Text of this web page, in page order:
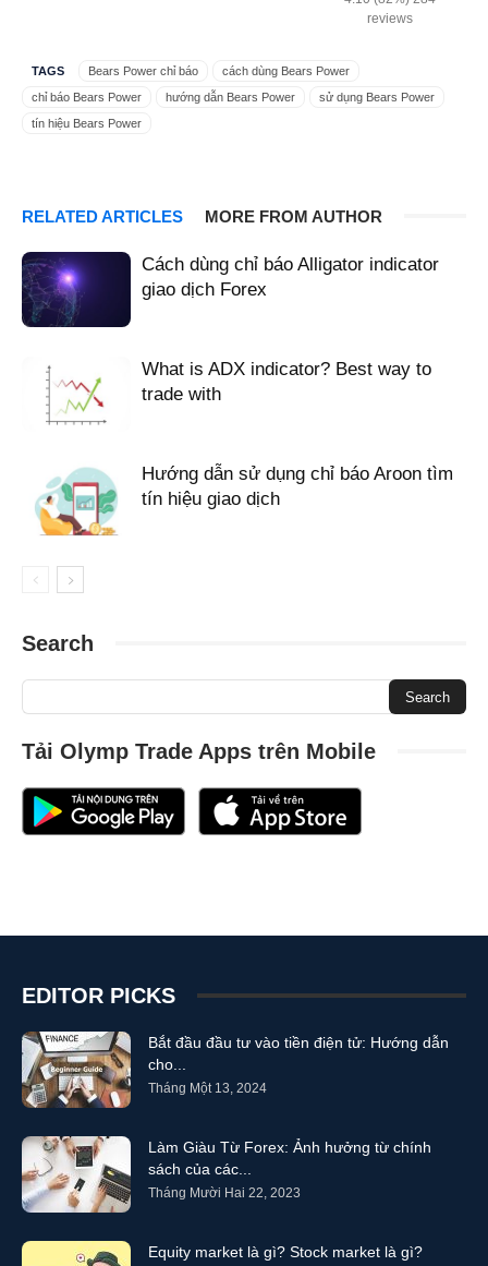
reviews
TAGS Bears Power chỉ báo
cách dùng Bears Power
chỉ báo Bears Power
hướng dẫn Bears Power
sử dụng Bears Power
tín hiệu Bears Power
RELATED ARTICLES MORE FROM AUTHOR
Cách dùng chỉ báo Alligator indicator
giao dịch Forex
What is ADX indicator? Best way to
trade with
Hướng dẫn sử dụng chỉ báo Aroon tìm
tín hiệu giao dịch
Search
Tải Olymp Trade Apps trên Mobile
EDITOR PICKS
Bắt đầu đầu tư vào tiền điện tử: Hướng dẫn
cho...
Tháng Một 13, 2024
Làm Giàu Từ Forex: Ảnh hưởng từ chính
sách của các...
Tháng Mười Hai 22, 2023
Equity market là gì? Stock market là gì?